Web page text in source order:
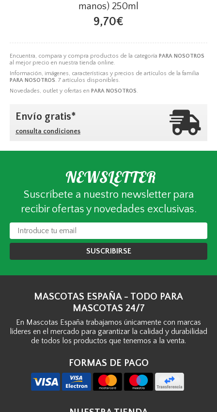
Encuentra, compara y compra productos de la categoría PARA NOSOTROS
al mejor precio en nuestra tienda online.
Información, imágenes, características y precios de artículos de la familia
PARA NOSOTROS. 7 artículos disponibles.
Novedades, outlet y ofertas en PARA NOSOTROS.
manos) 250ml
9,70€
Envío gratis*
consulta condiciones
NEWSLETTER
Suscríbete a nuestro newsletter para
recibir ofertas y novedades exclusivas.
SUSCRIBIRSE
MASCOTAS ESPAÑA - TODO PARA
MASCOTAS 24/7
En Mascotas España trabajamos únicamente con marcas
líderes en el mercado para garantizar la calidad y durabilidad
de todos los productos que tenemos a la venta.
FORMAS DE PAGO